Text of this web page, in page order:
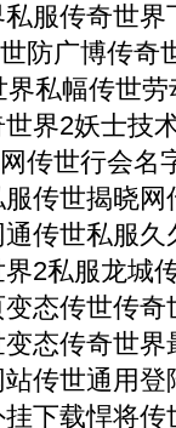
服传奇世
防广博传奇
私幅传世
界2妖士技
传世行会名
传世揭晓
传世私服
2私服龙城
态传世传
态传奇世
传世通用
下载悍将